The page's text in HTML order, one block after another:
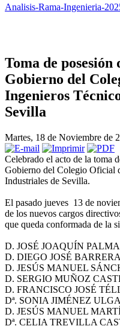
Analisis-Rama-Ingenieria-
Toma de posesión
Gobierno del
Ingenieros
Sevilla
Martes, 18 de Noviembre de
Celebrado el acto de la toma
Gobierno del Colegio Oficial
Industriales de Sevilla.
El pasado jueves 13 de
de los nuevos cargos
que queda conformada de la
D. JOSÉ JOAQUÍN
D. DIEGO JOSÉ
D. JESÚS MANUEL
D. SERGIO MUÑOZ
D. FRANCISCO JOSÉ
Dª. SONIA JIMÉNEZ
D. JESÚS MANUEL
Dª. CELIA TREVILLA